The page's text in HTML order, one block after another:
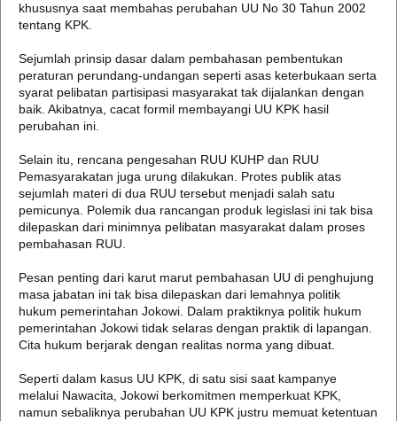
khususnya saat membahas perubahan UU No 30 Tahun 2002
tentang KPK.
Sejumlah prinsip dasar dalam pembahasan pembentukan
peraturan perundang-undangan seperti asas keterbukaan serta
syarat pelibatan partisipasi masyarakat tak dijalankan dengan
baik. Akibatnya, cacat formil membayangi UU KPK hasil
perubahan ini.
Selain itu, rencana pengesahan RUU KUHP dan RUU
Pemasyarakatan juga urung dilakukan. Protes publik atas
sejumlah materi di dua RUU tersebut menjadi salah satu
pemicunya. Polemik dua rancangan produk legislasi ini tak bisa
dilepaskan dari minimnya pelibatan masyarakat dalam proses
pembahasan RUU.
Pesan penting dari karut marut pembahasan UU di penghujung
masa jabatan ini tak bisa dilepaskan dari lemahnya politik
hukum pemerintahan Jokowi. Dalam praktiknya politik hukum
pemerintahan Jokowi tidak selaras dengan praktik di lapangan.
Cita hukum berjarak dengan realitas norma yang dibuat.
Seperti dalam kasus UU KPK, di satu sisi saat kampanye
melalui Nawacita, Jokowi berkomitmen memperkuat KPK,
namun sebaliknya perubahan UU KPK justru memuat ketentuan